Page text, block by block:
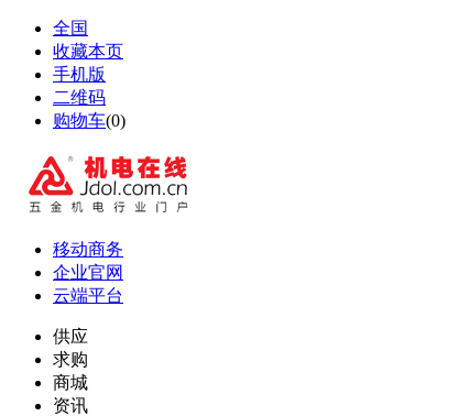
全国
收藏本页
手机版
二维码
购物车(0)
移动商务
企业官网
云端平台
供应
求购
商城
资讯